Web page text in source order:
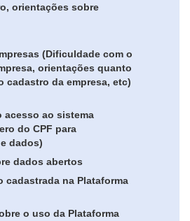
orientações sobre
(Dificuldade com o
orientações quanto
cadastro da empresa, etc)
acesso ao sistema
do CPF para
dados)
dados abertos
cadastrada na Plataforma
o uso da Plataforma